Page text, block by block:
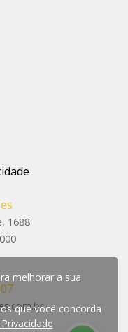
melhorar a sua
que você concorda
1688